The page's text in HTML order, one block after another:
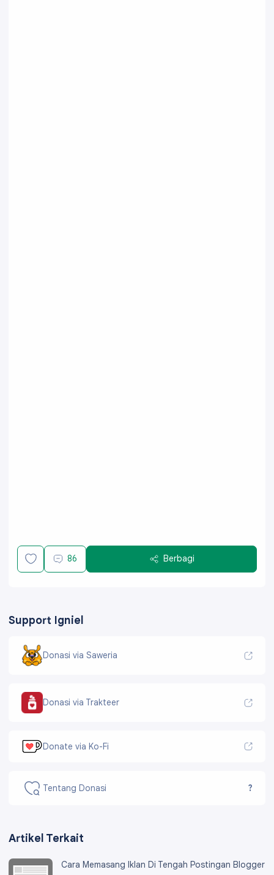
86 Berbagi
Support Igniel
Donasi via Saweria
Donasi via Trakteer
Donate via Ko-Fi
Tentang Donasi ?
Artikel Terkait
Cara Memasang Iklan Di Tengah Postingan Blogger